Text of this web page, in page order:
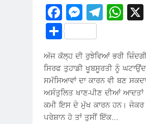
Facebook
Share
ਅੱਜ ਕੱਲ੍ਹ ਦੀ ਰੁਝੇਵਿਆਂ ਭਰੀ
ਸਿਰਫ ਤੁਹਾਡੀ ਖੂਬਸੂਰਤੀ ਨੂੰ
ਸਮੱਸਿਆਵਾਂ ਦਾ ਕਾਰਨ ਵੀ ਬਣ
ਅਸੰਤੁਲਿਤ ਖਾਣ-ਪੀਣ ਦੀਆਂ ਆਦਤਾਂ
ਕਮੀ ਇਸ ਦੇ ਮੁੱਖ ਕਾਰਨ ਹਨ।
ਪਰੇਸ਼ਾਨ ਹੋ ਤਾਂ ਤੁਸੀਂ ਇੱਕ…